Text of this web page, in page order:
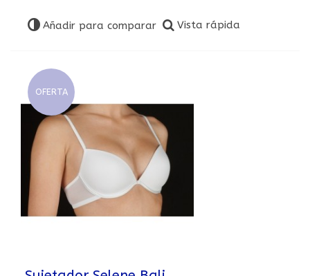
Añadir para comparar Vista rápida
OFERTA